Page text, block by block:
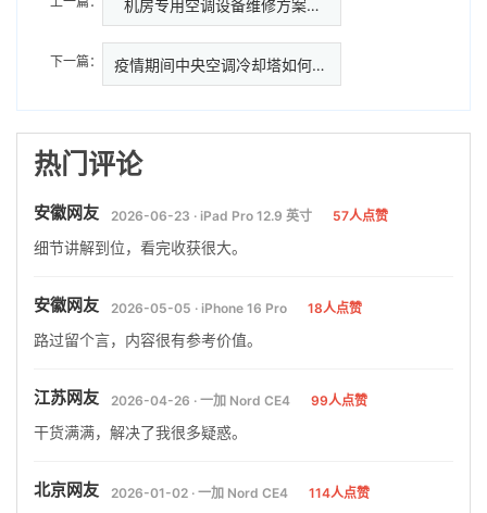
机房专用空调设备维修方案…
下一篇： 疫情期间中央空调冷却塔如何清洗
热门评论
安徽网友 2026-06-23 · iPad Pro 12.9 英寸 57人点赞
细节讲解到位，看完收获很大。
安徽网友 2026-05-05 · iPhone 16 Pro 18人点赞
路过留个言，内容很有参考价值。
江苏网友 2026-04-26 · 一加 Nord CE4 99人点赞
干货满满，解决了我很多疑惑。
北京网友 2026-01-02 · 一加 Nord CE4 114人点赞